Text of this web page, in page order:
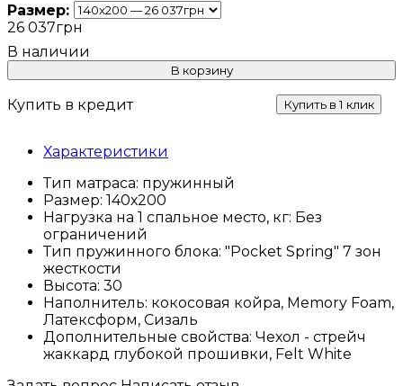
Размер:
26 037грн
В корзину
Купить в кредит Купить в 1 клик
Характеристики
Тип матраса: пружинный
Размер: 140х200
Нагрузка на 1 спальное место, кг: Без
ограничений
Тип пружинного блока: "Pocket Spring" 7 зон
жесткости
Высота: 30
Наполнитель: кокосовая койра, Memory Foam,
Латексформ, Сизаль
Дополнительные свойства: Чехол - стрейч
жаккард глубокой прошивки, Felt White